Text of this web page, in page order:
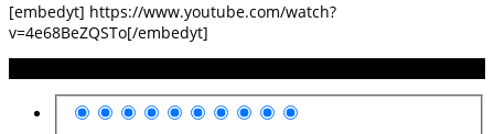
[embedyt] https://www.youtube.com/watch?
v=4e68BeZQSTo[/embedyt]